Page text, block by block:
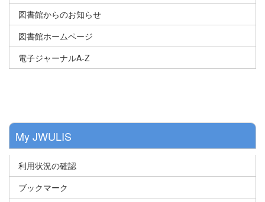
図書館からのお知らせ
図書館ホームページ
電子ジャーナルA-Z
My JWULIS
利用状況の確認
ブックマーク